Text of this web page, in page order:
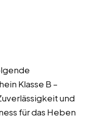
Klasse B –
und
für das Heben